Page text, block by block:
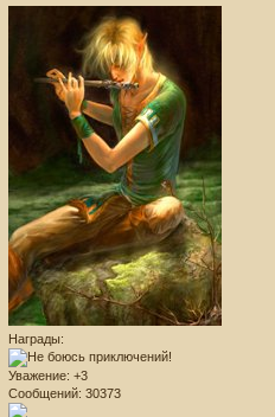
Награды:
Уважение: +3
Сообщений: 30373